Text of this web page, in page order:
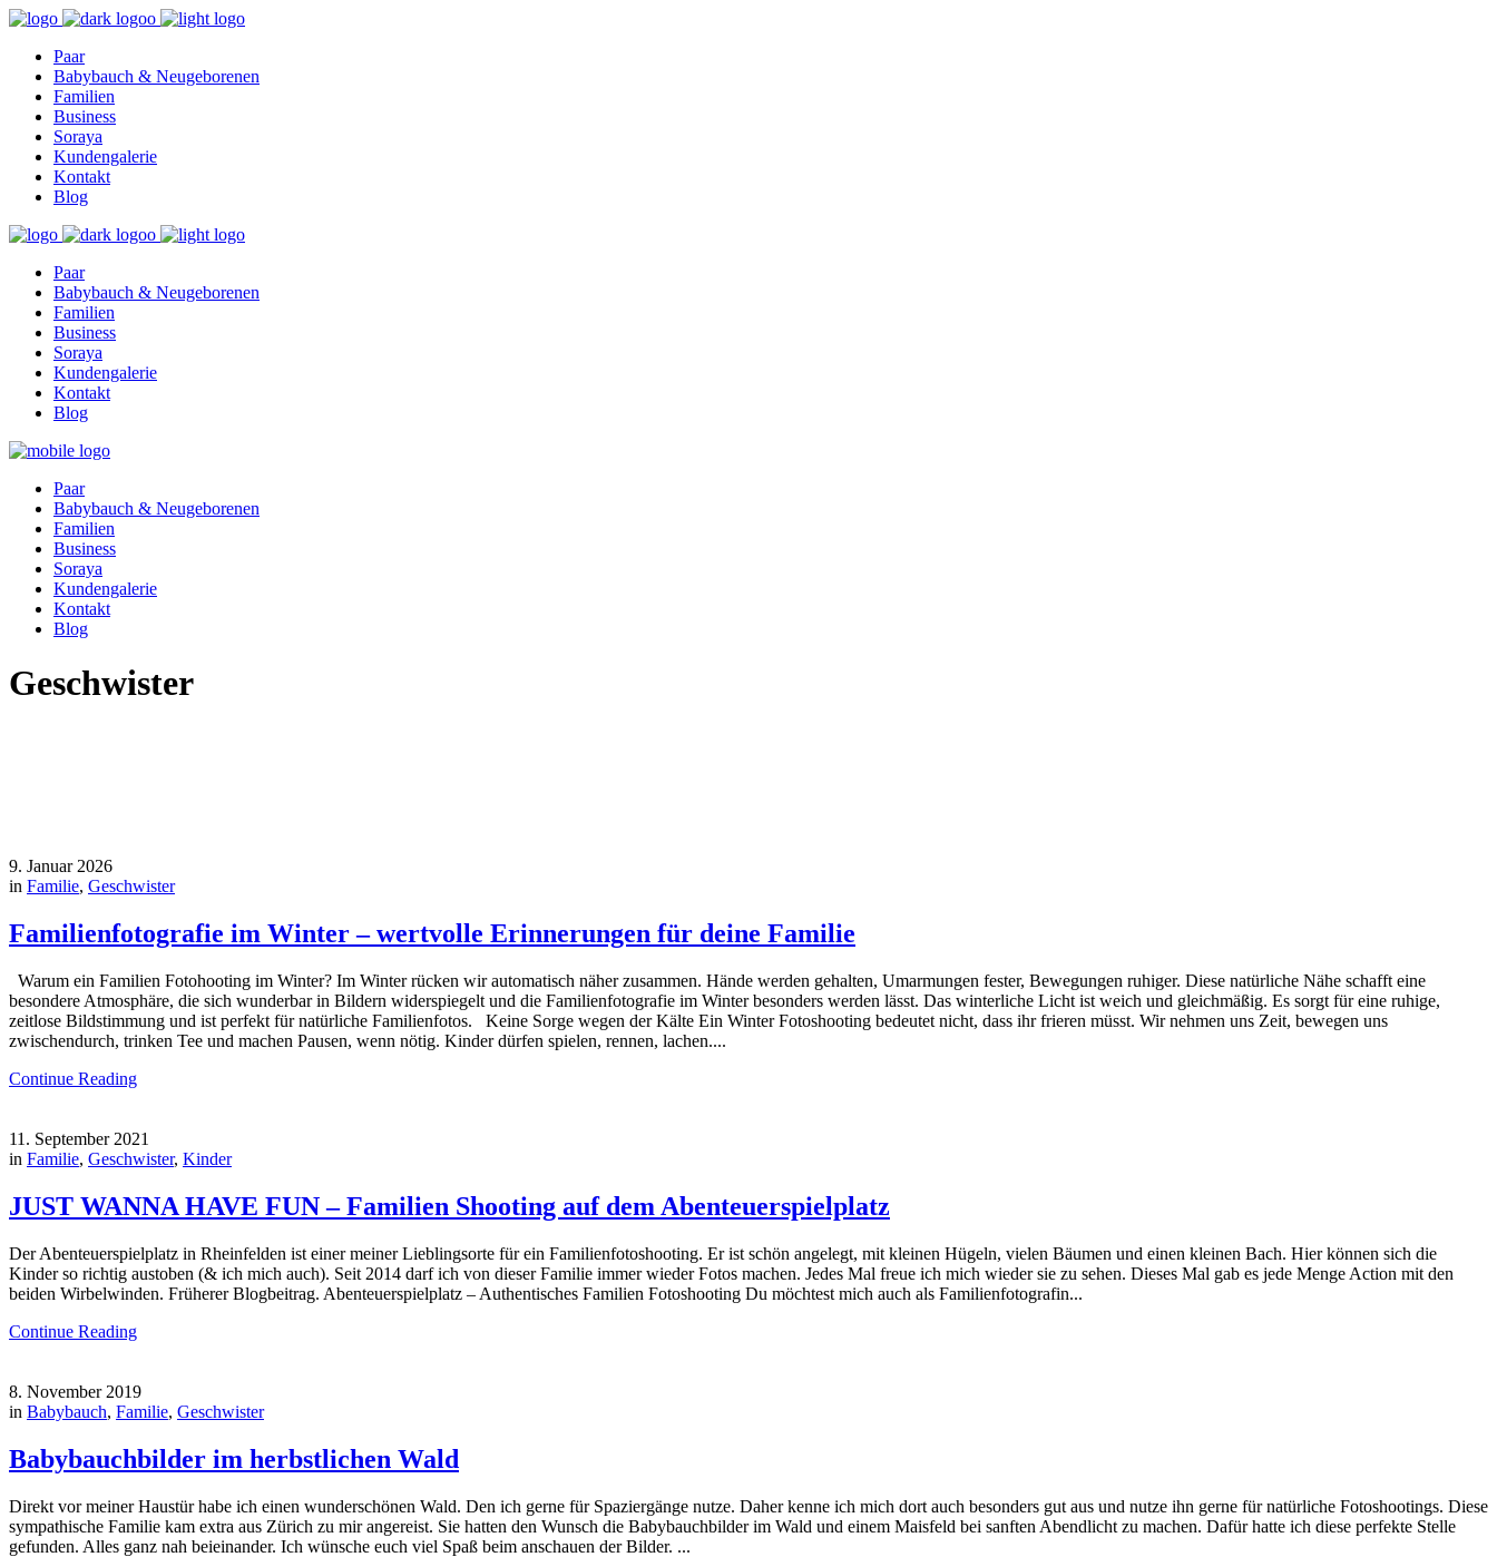
Paar
Babybauch & Neugeborenen
Familien
Business
Soraya
Kundengalerie
Kontakt
Blog
Paar
Babybauch & Neugeborenen
Familien
Business
Soraya
Kundengalerie
Kontakt
Blog
Paar
Babybauch & Neugeborenen
Familien
Business
Soraya
Kundengalerie
Kontakt
Blog
Geschwister
9. Januar 2026
in Familie, Geschwister
Familienfotografie im Winter – wertvolle Erinnerungen für deine Familie
Warum ein Familien Fotohooting im Winter? Im Winter rücken wir automatisch näher zusammen. Hände werden gehalten, Umarmungen fester, Bewegungen ruhiger. Diese natürliche Nähe schafft eine
besondere Atmosphäre, die sich wunderbar in Bildern widerspiegelt und die Familienfotografie im Winter besonders werden lässt. Das winterliche Licht ist weich und gleichmäßig. Es sorgt für eine ruhige,
zeitlose Bildstimmung und ist perfekt für natürliche Familienfotos. Keine Sorge wegen der Kälte Ein Winter Fotoshooting bedeutet nicht, dass ihr frieren müsst. Wir nehmen uns Zeit, bewegen uns
zwischendurch, trinken Tee und machen Pausen, wenn nötig. Kinder dürfen spielen, rennen, lachen....
Continue Reading
11. September 2021
in Familie, Geschwister, Kinder
JUST WANNA HAVE FUN – Familien Shooting auf dem Abenteuerspielplatz
Der Abenteuerspielplatz in Rheinfelden ist einer meiner Lieblingsorte für ein Familienfotoshooting. Er ist schön angelegt, mit kleinen Hügeln, vielen Bäumen und einen kleinen Bach. Hier können sich die
Kinder so richtig austoben (& ich mich auch). Seit 2014 darf ich von dieser Familie immer wieder Fotos machen. Jedes Mal freue ich mich wieder sie zu sehen. Dieses Mal gab es jede Menge Action mit den
beiden Wirbelwinden. Früherer Blogbeitrag. Abenteuerspielplatz – Authentisches Familien Fotoshooting Du möchtest mich auch als Familienfotografin...
Continue Reading
8. November 2019
in Babybauch, Familie, Geschwister
Babybauchbilder im herbstlichen Wald
Direkt vor meiner Haustür habe ich einen wunderschönen Wald. Den ich gerne für Spaziergänge nutze. Daher kenne ich mich dort auch besonders gut aus und nutze ihn gerne für natürliche Fotoshootings. Diese
sympathische Familie kam extra aus Zürich zu mir angereist. Sie hatten den Wunsch die Babybauchbilder im Wald und einem Maisfeld bei sanften Abendlicht zu machen. Dafür hatte ich diese perfekte Stelle
gefunden. Alles ganz nah beieinander. Ich wünsche euch viel Spaß beim anschauen der Bilder. ...
Find out more.